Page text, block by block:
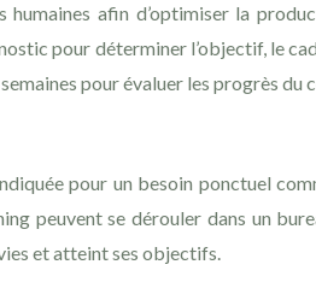
afin d’optimiser la
pour déterminer l’objectif, le
pour évaluer les progrès
pour un besoin ponctuel
peuvent se dérouler dans un
et atteint ses objectifs.